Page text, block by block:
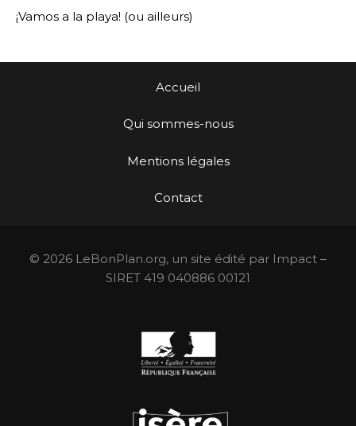
¡Vamos a la playa! (ou ailleurs)
Accueil
Qui sommes-nous
Mentions légales
Contact
© 2026 LeBonPlan.org, un site édité par Impact –
SIRET 419 040886 00121